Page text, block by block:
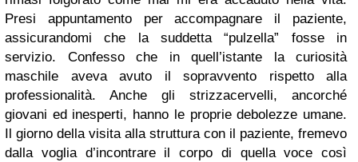
Presi appuntamento per accompagnare il paziente,
assicurandomi che la suddetta “pulzella” fosse in
servizio. Confesso che in quell’istante la curiosità
maschile aveva avuto il sopravvento rispetto alla
professionalità. Anche gli strizzacervelli, ancorché
giovani ed inesperti, hanno le proprie debolezze umane.
Il giorno della visita alla struttura con il paziente, fremevo
dalla voglia d’incontrare il corpo di quella voce così